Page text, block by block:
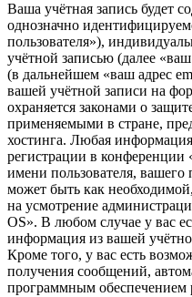
Ваша учётная запись будет
однозначно
пользователя»),
учётной записью (далее
(в дальнейшем «ваш адрес
вашей учётной записи на
охраняется законами о
применяемыми в стране,
хостинга. Любая
регистрации в
имени пользователя, вашего
может быть как
на усмотрение
OS». В любом случае у вас
информация из вашей
Кроме того, у вас есть
получения сообщений,
программным обеспечением